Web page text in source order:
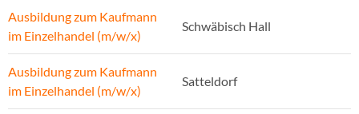
Ausbildung zum Kaufmann
im Einzelhandel (m/w/x)
Schwäbisch Hall
Ausbildung zum Kaufmann
im Einzelhandel (m/w/x)
Satteldorf